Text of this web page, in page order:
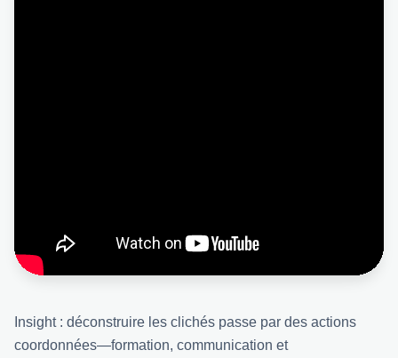
Insight : déconstruire les clichés passe par des actions
coordonnées—formation, communication et